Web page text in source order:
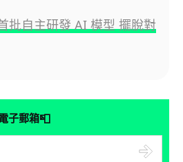
批自主研發 AI 模型 擺脫對
子郵箱📮